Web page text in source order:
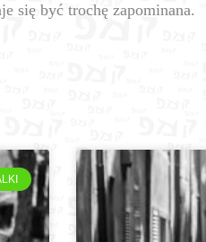
się być trochę zapominana.